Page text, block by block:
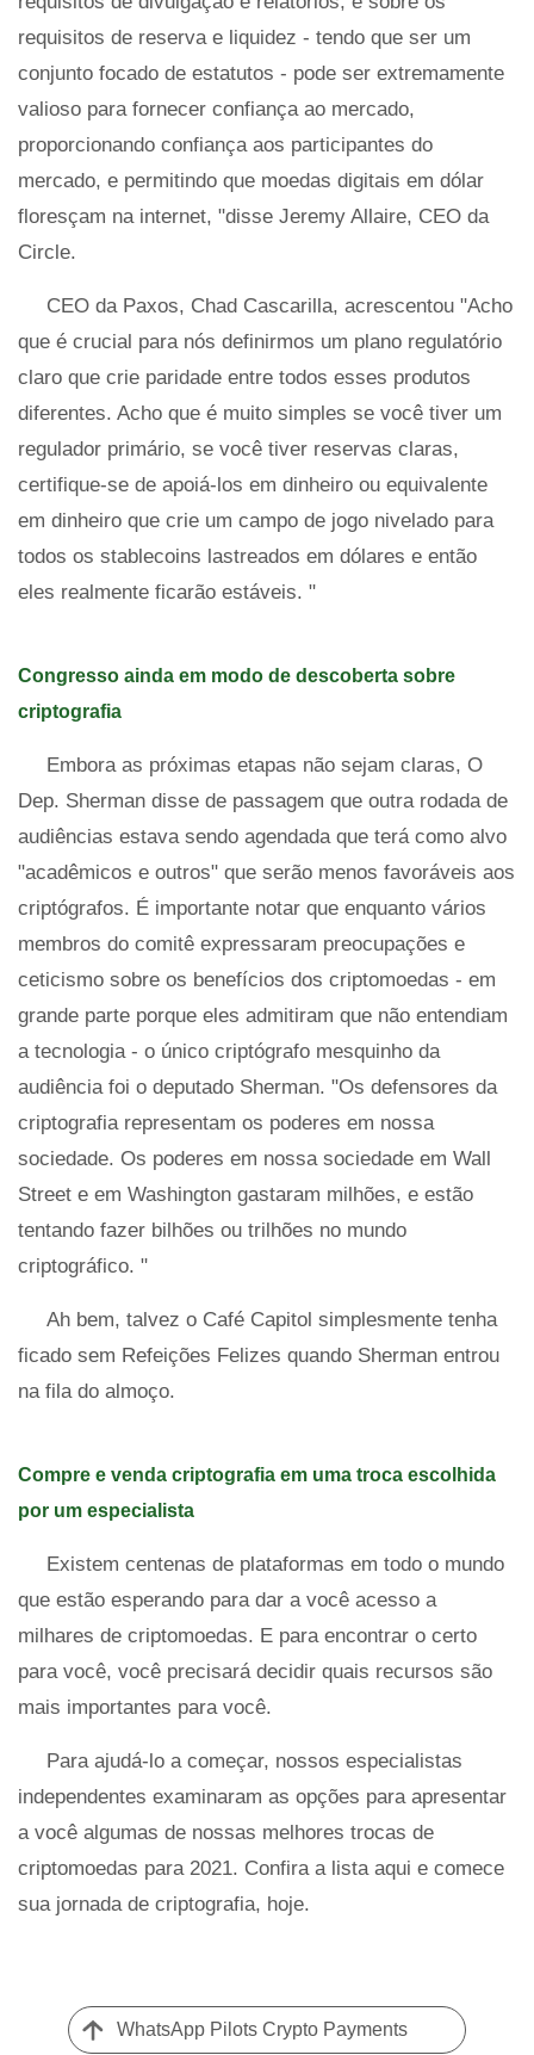
requisitos de reserva e liquidez - tendo que ser um
conjunto focado de estatutos - pode ser extremamente
valioso para fornecer confiança ao mercado,
proporcionando confiança aos participantes do
mercado, e permitindo que moedas digitais em dólar
floresçam na internet, "disse Jeremy Allaire, CEO da
Circle.
CEO da Paxos, Chad Cascarilla, acrescentou "Acho
que é crucial para nós definirmos um plano regulatório
claro que crie paridade entre todos esses produtos
diferentes. Acho que é muito simples se você tiver um
regulador primário, se você tiver reservas claras,
certifique-se de apoiá-los em dinheiro ou equivalente
em dinheiro que crie um campo de jogo nivelado para
todos os stablecoins lastreados em dólares e então
eles realmente ficarão estáveis. "
Congresso ainda em modo de descoberta sobre
criptografia
Embora as próximas etapas não sejam claras, O
Dep. Sherman disse de passagem que outra rodada de
audiências estava sendo agendada que terá como alvo
"acadêmicos e outros" que serão menos favoráveis ​​aos
criptógrafos. É importante notar que enquanto vários
membros do comitê expressaram preocupações e
ceticismo sobre os benefícios dos criptomoedas - em
grande parte porque eles admitiram que não entendiam
a tecnologia - o único criptógrafo mesquinho da
audiência foi o deputado Sherman. "Os defensores da
criptografia representam os poderes em nossa
sociedade. Os poderes em nossa sociedade em Wall
Street e em Washington gastaram milhões, e estão
tentando fazer bilhões ou trilhões no mundo
criptográfico. "
Ah bem, talvez o Café Capitol simplesmente tenha
ficado sem Refeições Felizes quando Sherman entrou
na fila do almoço.
Compre e venda criptografia em uma troca escolhida
por um especialista
Existem centenas de plataformas em todo o mundo
que estão esperando para dar a você acesso a
milhares de criptomoedas. E para encontrar o certo
para você, você precisará decidir quais recursos são
mais importantes para você.
Para ajudá-lo a começar, nossos especialistas
independentes examinaram as opções para apresentar
a você algumas de nossas melhores trocas de
criptomoedas para 2021. Confira a lista aqui e comece
sua jornada de criptografia, hoje.
WhatsApp Pilots Crypto Payments